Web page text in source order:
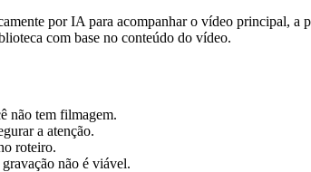
por IA para acompanhar o vídeo principal,
com base no conteúdo do vídeo.
não tem filmagem.
a atenção.
roteiro.
não é viável.